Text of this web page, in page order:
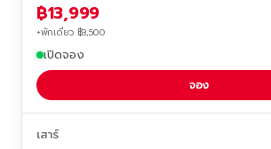
฿13,999
+พักเดี่ยว ฿3,500
เปิดจอง
จอง
เสาร์